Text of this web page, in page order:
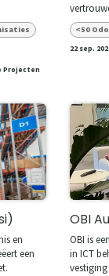
Projecten
<50
22 sep.
en
een
OBI
OBI is
in ICT